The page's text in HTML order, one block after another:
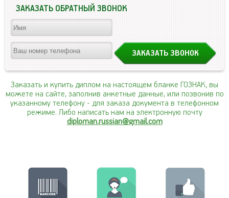
ЗАКАЗАТЬ ОБРАТНЫЙ ЗВОНОК
Заказать и купить диплом на настоящем бланке ГОЗНАК, вы
можете на сайте, заполнив анкетные данные, или позвонив по
указанному телефону - для заказа документа в телефонном
режиме. Либо написать нам на электронную почту
diploman.russian@gmail.com